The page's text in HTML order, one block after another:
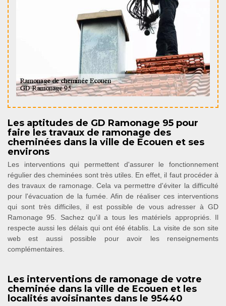
Les aptitudes de GD Ramonage 95 pour
faire les travaux de ramonage des
cheminées dans la ville de Ecouen et ses
environs
Les interventions qui permettent d'assurer le fonctionnement
régulier des cheminées sont très utiles. En effet, il faut procéder à
des travaux de ramonage. Cela va permettre d'éviter la difficulté
pour l'évacuation de la fumée. Afin de réaliser ces interventions
qui sont très difficiles, il est possible de vous adresser à GD
Ramonage 95. Sachez qu'il a tous les matériels appropriés. Il
respecte aussi les délais qui ont été établis. La visite de son site
web est aussi possible pour avoir les renseignements
complémentaires.
Les interventions de ramonage de votre
cheminée dans la ville de Ecouen et les
localités avoisinantes dans le 95440